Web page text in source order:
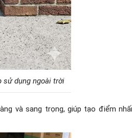
sử dụng ngoài trời
và sang trọng, giúp tạo điểm